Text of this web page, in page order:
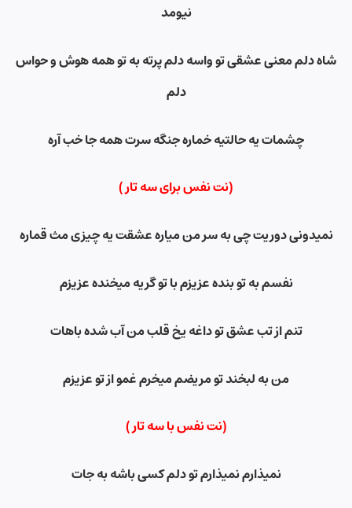
نیومد
شاه دلم معنی عشقی تو واسه دلم پرته به تو همه هوش و حواس
دلم
چشمات یه حالتیه خماره جنگه سرت همه جا خب آره
(نت نفس برای سه تار )
نمیدونی دوریت چی به سر من میاره عشقت یه چیزی مث قماره
نفسم به تو بنده عزیزم با تو گریه میخنده عزیزم
تنم از تب عشق تو داغه یخ قلب من آب شده باهات
من به لبخند تو مریضم میخرم غمو از تو عزیزم
(نت نفسبا سه تار )
نمیذارم نمیذارم تو دلم کسی باشه به جات